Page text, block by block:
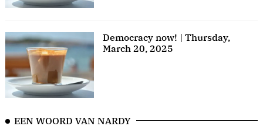
Democracy now! | Thursday,
March 20, 2025
EEN WOORD VAN NARDY